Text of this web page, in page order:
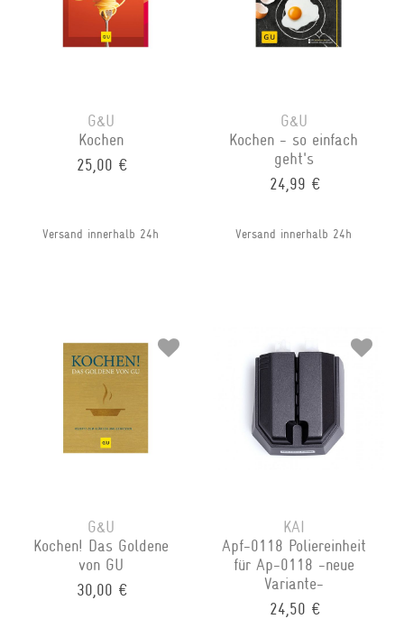
G&U
Kochen
25,00 €
Versand innerhalb 24h
G&U
Kochen - so einfach
geht's
24,99 €
Versand innerhalb 24h
G&U
Kochen! Das Goldene
von GU
30,00 €
KAI
Apf-0118 Poliereinheit
für Ap-0118 -neue
Variante-
24,50 €